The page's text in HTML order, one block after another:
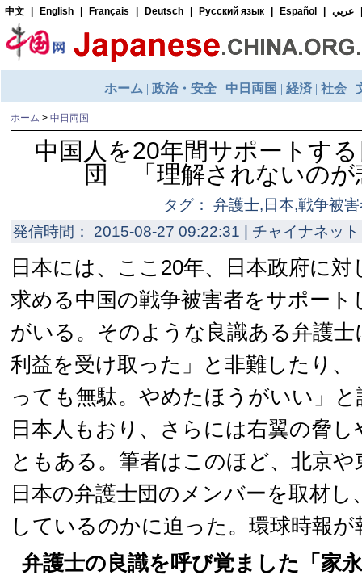
ホーム > 中日両国
中国人を20年間サポートす
団 「理解されないのが
タグ： 弁護士,日本,戦争被
発信時間： 2015-08-27 09:22:31 | チャイナネッ
日本には、ここ20年、日本政府に
求める中国の戦争被害者をサポート
がいる。そのような良識ある弁護士
利益を受け取った」と非難したり
っても無駄。やめたほうがいい」
日本人もおり、さらには右翼の脅
ともある。筆者はこのほど、北京や
日本の弁護士団のメンバーを取材
しているのかに迫った。環球時報が
弁護士の良識を呼び覚ました「家